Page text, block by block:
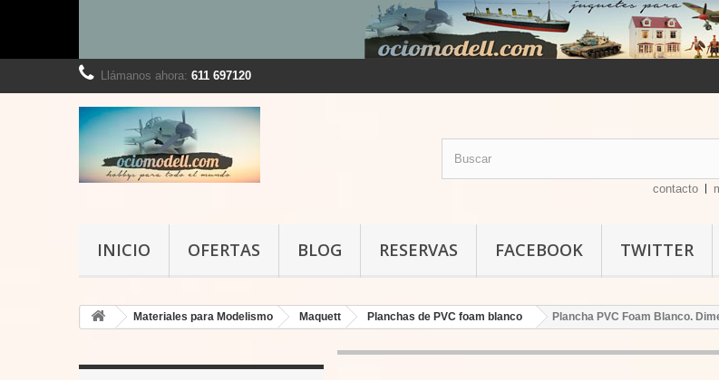
Llámanos ahora: 611 697120
contacto
INICIO OFERTAS BLOG RESERVAS FACEBOOK TWITTER
Materiales para Modelismo Maquett Planchas de PVC foam blanco Plancha PVC Foam Blanco.